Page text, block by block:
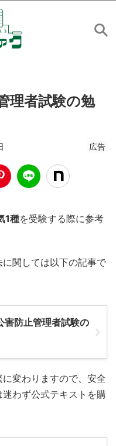
理者試験の勉
広告
1種を受験する際に参考
関しては以下の記事で
害防止管理者試験の
変わりますので、安全
わず公式テキストを購